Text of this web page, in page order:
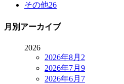
その他26
月別アーカイブ
2026
2026年8月 2
2026年7月 9
2026年6月 7